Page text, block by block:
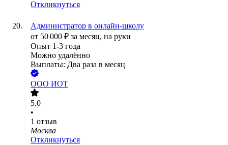
Откликнуться
Администратор в онлайн-школу
от 50 000 ₽ за месяц, на руки
Опыт 1-3 года
Можно удалённо
Выплаты: Два раза в месяц
ООО ИОТ
5.0
•
1 отзыв
Москва
Откликнуться